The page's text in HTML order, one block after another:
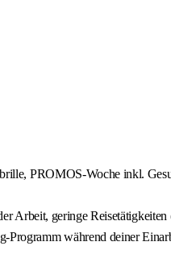
PROMOS‑Woche inkl.
Arbeit, geringe Reisetätigkeiten
während deiner